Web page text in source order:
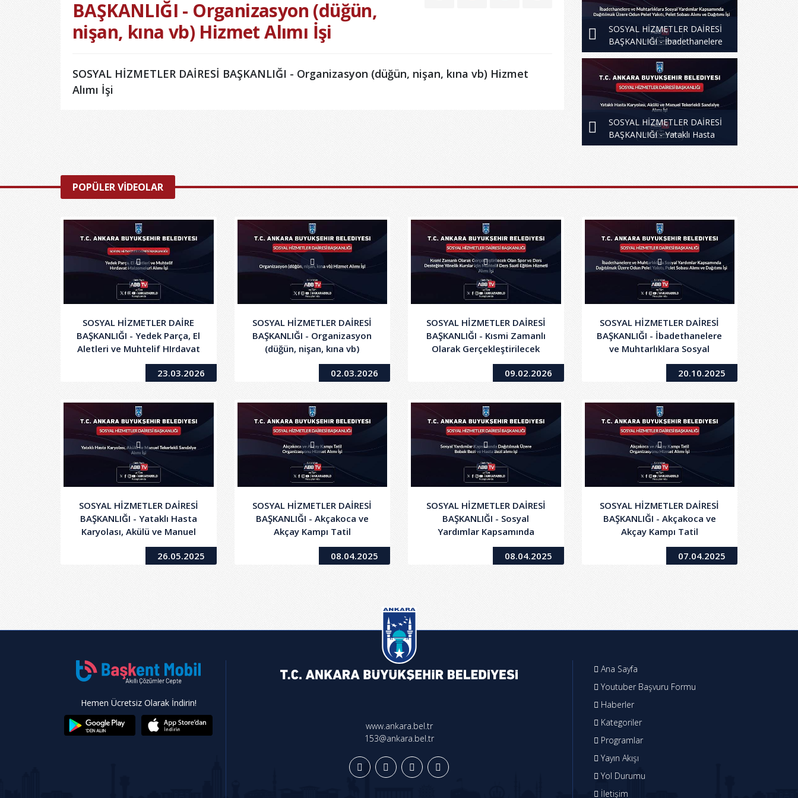
BAŞKANLIĞI - Organizasyon (düğün,
nişan, kına vb) Hizmet Alımı İşi
SOSYAL HİZMETLER DAİRESİ BAŞKANLIĞI - Organizasyon (düğün, nişan, kına vb) Hizmet
Alımı İşi
SOSYAL HİZMETLER DAİRESİ
BAŞKANLIĞI - İbadethanelere
ve Muhtarlıklara Sosyal
Yardımlar Kapsamında
Dağıtılmak Üzere Odun Pelet
Yakıtı, Pelet Sobası Alımı ve
Dağıtım İşi
SOSYAL HİZMETLER DAİRESİ
BAŞKANLIĞI - Yataklı Hasta
Karyolası, Akülü ve Manuel
POPÜLER VİDEOLAR
SOSYAL HİZMETLER DAİRE
BAŞKANLIĞI - Yedek Parça, El
Aletleri ve Muhtelif HIrdavat
Mal. AlImI işi
23.03.2026
SOSYAL HİZMETLER DAİRESİ
BAŞKANLIĞI - Organizasyon
(düğün, nişan, kına vb)
Hizmet Alımı İşi
02.03.2026
SOSYAL HİZMETLER DAİRESİ
BAŞKANLIĞI - Kısmi Zamanlı
Olarak Gerçekleştirilecek
Olan Spor ve Ders Desteğine
Yönelik Kurslar için Muhtelif
Alımı İşi
09.02.2026
SOSYAL HİZMETLER DAİRESİ
BAŞKANLIĞI - İbadethanelere
ve Muhtarlıklara Sosyal
Yardımlar Kapsamında
Dağıtılmak Üzere Odun Pelet
Dağıtım İşi
20.10.2025
SOSYAL HİZMETLER DAİRESİ
BAŞKANLIĞI - Yataklı Hasta
Karyolası, Akülü ve Manuel
Tekerlekli Sandalye
26.05.2025
SOSYAL HİZMETLER DAİRESİ
BAŞKANLIĞI - Akçakoca ve
Akçay Kampı Tatil
Organizasyonu Hizmet Alımı
08.04.2025
SOSYAL HİZMETLER DAİRESİ
BAŞKANLIĞI - Sosyal
Yardımlar Kapsamında
Dağıtılmak Üzere Bebek Bezi
ve Hasta Bezi Alımı İşi
08.04.2025
SOSYAL HİZMETLER DAİRESİ
BAŞKANLIĞI - Akçakoca ve
Akçay Kampı Tatil
Organizasyonu Hizmet Alımı
07.04.2025
Hemen Ücretsiz Olarak İndirin!
www.ankara.bel.tr
153@ankara.bel.tr
Ana Sayfa
Youtuber Başvuru Formu
Haberler
Kategoriler
Programlar
Yayın Akışı
Yol Durumu
İletişim